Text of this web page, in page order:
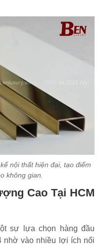
nội thất hiện đại, tạo điểm
không gian.
Cao Tại HCM
sự lựa chọn hàng đầu
nhờ vào nhiều lợi ích nổi